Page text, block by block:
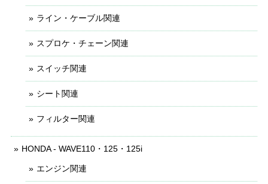
ライン・ケーブル関連
スプロケ・チェーン関連
スイッチ関連
シート関連
フィルター関連
HONDA - WAVE110・125・125i
エンジン関連